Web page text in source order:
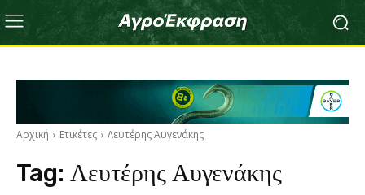
Αρχική Ετικέτες Λευτέρης Αυγενάκης
Tag: Λευτέρης Αυγενάκης